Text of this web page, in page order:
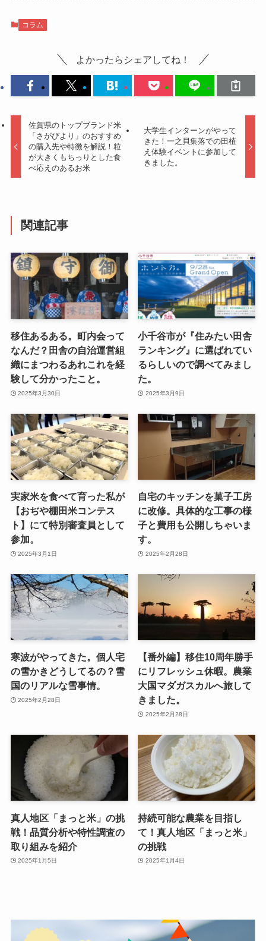
コラム
よかったらシェアしてね！
佐賀県のトップブランド米
「さがびより」のおすすめ
の購入先や特徴を解説！粒
が大きくもちっりとした食
べ応えのあるお米
大学生インターンがやって
きた！一之貝集落での田植
え体験イベントに参加して
きました。
関連記事
移住あるある。町内会って
なんだ？田舎の自治運営組
織にまつわるあれこれを経
験して分かったこと。
2025年3月30日
小千谷市が『住みたい田舎
ランキング』に選ばれてい
るらしいので調べてみまし
た。
2025年3月9日
実家米を食べて育った私が
【おぢや棚田米コンテス
ト】にて特別審査員として
参加。
2025年3月1日
自宅のキッチンを菓子工房
に改修。具体的な工事の様
子と費用も公開しちゃいま
す。
2025年2月28日
寒波がやってきた。個人宅
の雪かきどうしてるの？雪
国のリアルな雪事情。
2025年2月28日
【番外編】移住10周年勝手
にリフレッシュ休暇。農業
大国マダガスカルへ旅して
きました。
2025年2月28日
真人地区「まっと米」の挑
戦！品質分析や特性調査の
取り組みを紹介
2025年1月5日
持続可能な農業を目指し
て！真人地区「まっと米」
の挑戦
2025年1月4日